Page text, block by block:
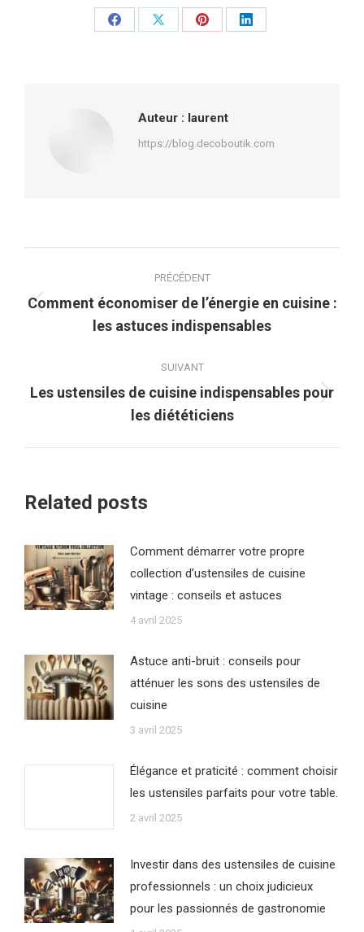
PartagerPartagerPartagerPartager
Auteur : laurent
https://blog.decoboutik.com
article
PRÉCÉDENT
Article
précédent
Comment économiser de l’énergie en cuisine :
les astuces indispensables
SUIVANT
Article
suivant
:
Les ustensiles de cuisine indispensables pour
les diététiciens
Related posts
Comment démarrer votre propre
collection d’ustensiles de cuisine
vintage : conseils et astuces
4 avril 2025
Astuce anti-bruit : conseils pour
atténuer les sons des ustensiles de
cuisine
3 avril 2025
Élégance et praticité : comment choisir
les ustensiles parfaits pour votre table.
2 avril 2025
Investir dans des ustensiles de cuisine
professionnels : un choix judicieux
pour les passionnés de gastronomie